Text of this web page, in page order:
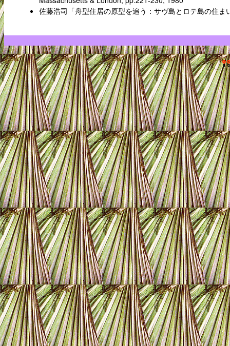
佐藤浩司「舟型住居の原型を追う：サヴ島とロテ島の住